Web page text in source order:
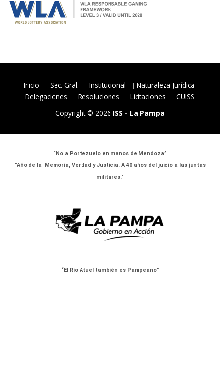
Inicio Sec. Gral. Institucional
Naturaleza Jurídica
Delegaciones
Resoluciones Licitaciones
CUISS
Copyright © 2026 ISS - La Pampa
“No a Portezuelo en manos de Mendoza”
"Año de la Memoria, Verdad y Justicia. A 40 años del juicio a las juntas
militares."
“El Río Atuel también es Pampeano”